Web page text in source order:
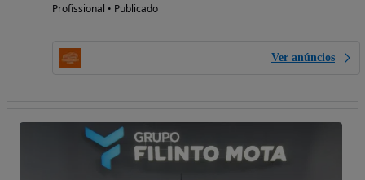
Profissional • Publicado
Ver anúncios